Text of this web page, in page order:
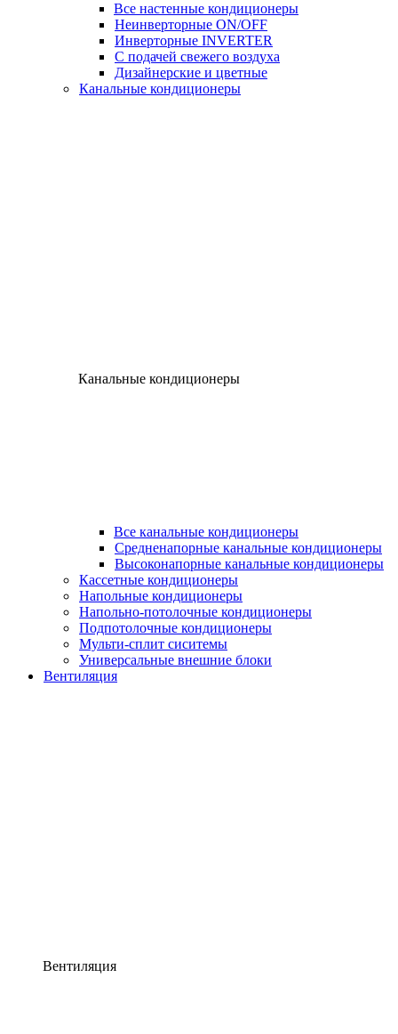
Все настенные кондиционеры
Неинверторные ON/OFF
Инверторные INVERTER
С подачей свежего воздуха
Дизайнерские и цветные
Канальные кондиционеры
Канальные кондиционеры
Все канальные кондиционеры
Средненапорные канальные кондиционеры
Высоконапорные канальные кондиционеры
Кассетные кондиционеры
Напольные кондиционеры
Напольно-потолочные кондиционеры
Подпотолочные кондиционеры
Мульти-сплит сиситемы
Универсальные внешние блоки
Вентиляция
Вентиляция